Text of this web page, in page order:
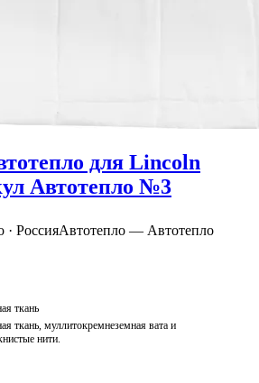
для Lincoln
Автотепло №3
· РоссияАвтотепло — Автотепло
ткань
ткань, муллитокремнеземная вата и
нити.